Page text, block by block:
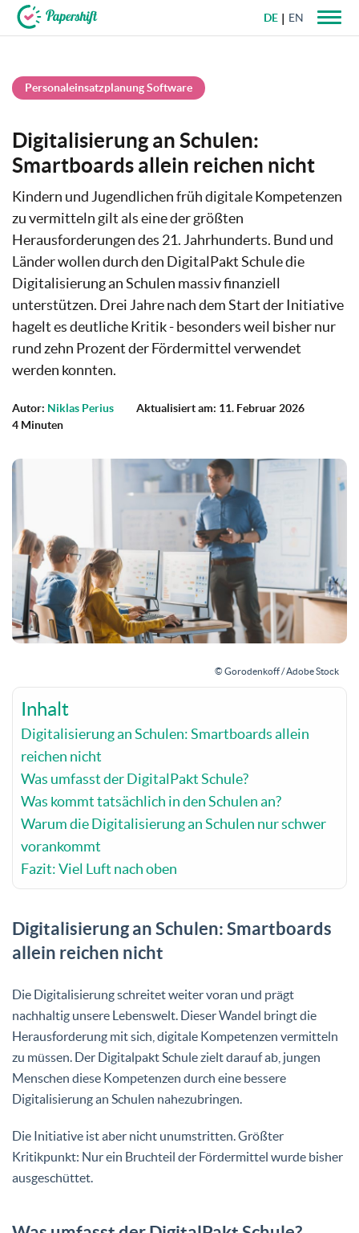
DE EN
Personaleinsatzplanung Software
Digitalisierung an Schulen:
Smartboards allein reichen nicht
Kindern und Jugendlichen früh digitale Kompetenzen
zu vermitteln gilt als eine der größten
Herausforderungen des 21. Jahrhunderts. Bund und
Länder wollen durch den DigitalPakt Schule die
Digitalisierung an Schulen massiv finanziell
unterstützen. Drei Jahre nach dem Start der Initiative
hagelt es deutliche Kritik - besonders weil bisher nur
rund zehn Prozent der Fördermittel verwendet
werden konnten.
Autor: Niklas Perius
Aktualisiert am: 11. Februar 2026
4 Minuten
© Gorodenkoff / Adobe Stock
Inhalt
Digitalisierung an Schulen: Smartboards allein
reichen nicht
Was umfasst der DigitalPakt Schule?
Was kommt tatsächlich in den Schulen an?
Warum die Digitalisierung an Schulen nur schwer
vorankommt
Fazit: Viel Luft nach oben
Digitalisierung an Schulen: Smartboards
allein reichen nicht
Die Digitalisierung schreitet weiter voran und prägt
nachhaltig unsere Lebenswelt. Dieser Wandel bringt die
Herausforderung mit sich, digitale Kompetenzen vermitteln
zu müssen. Der Digitalpakt Schule zielt darauf ab, jungen
Menschen diese Kompetenzen durch eine bessere
Digitalisierung an Schulen nahezubringen.
Die Initiative ist aber nicht unumstritten. Größter
Kritikpunkt: Nur ein Bruchteil der Fördermittel wurde bisher
ausgeschüttet.